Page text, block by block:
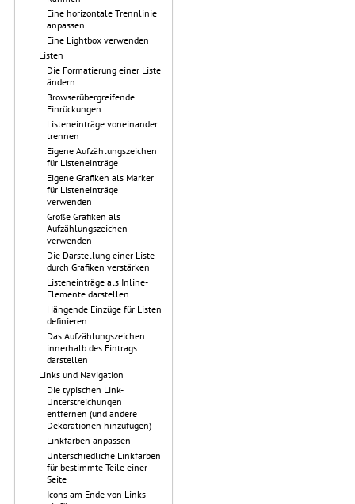
Eine horizontale Trennlinie
anpassen
Eine Lightbox verwenden
Listen
Die Formatierung einer Liste
ändern
Browserübergreifende
Einrückungen
Listeneinträge voneinander
trennen
Eigene Aufzählungszeichen
für Listeneinträge
Eigene Grafiken als Marker
für Listeneinträge
verwenden
Große Grafiken als
Aufzählungszeichen
verwenden
Die Darstellung einer Liste
durch Grafiken verstärken
Listeneinträge als Inline-
Elemente darstellen
Hängende Einzüge für Listen
definieren
Das Aufzählungszeichen
innerhalb des Eintrags
darstellen
Links und Navigation
Die typischen Link-
Unterstreichungen
entfernen (und andere
Dekorationen hinzufügen)
Linkfarben anpassen
Unterschiedliche Linkfarben
für bestimmte Teile einer
Seite
Icons am Ende von Links